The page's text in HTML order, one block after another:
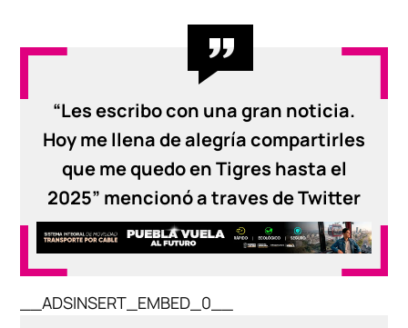
“Les escribo con una gran noticia.
Hoy me llena de alegría compartirles
que me quedo en Tigres hasta el
2025” mencionó a traves de Twitter
__ADSINSERT_EMBED_0__